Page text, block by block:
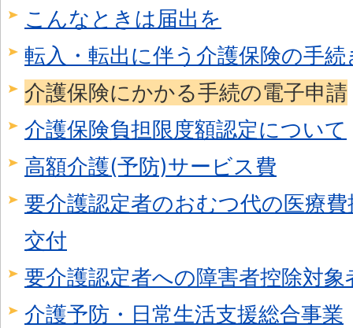
こんなときは届出を
転入・転出に伴う介護保険の手続
介護保険にかかる手続の電子申請
介護保険負担限度額認定について
高額介護(予防)サービス費
要介護認定者のおむつ代の医療
交付
要介護認定者への障害者控除対
介護予防・日常生活支援総合事業